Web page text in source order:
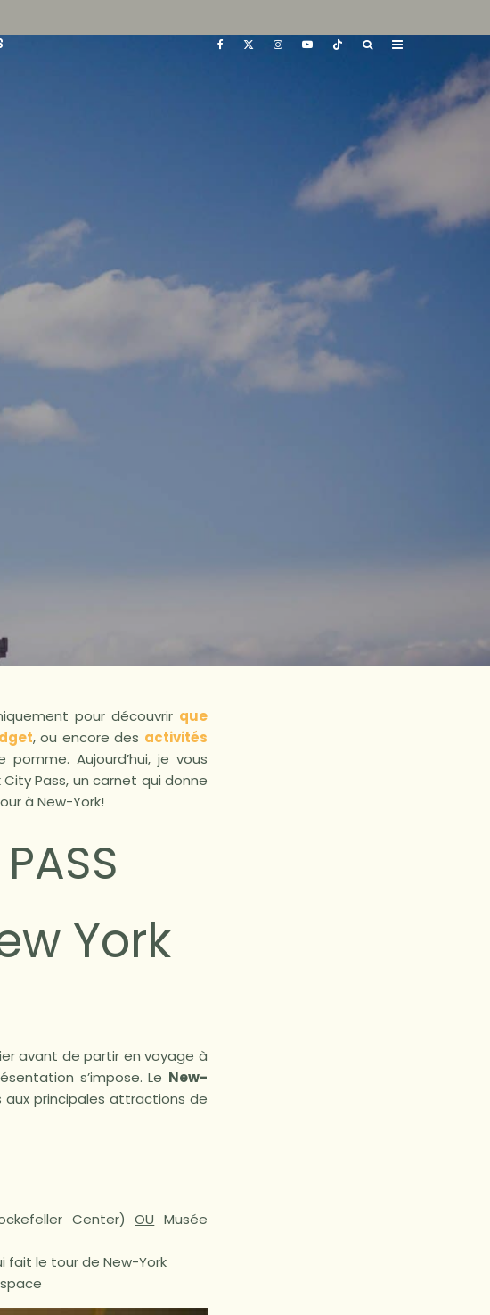
pour découvrir que
, ou encore des activités
pomme. Aujourd’hui, je vous
Pass, un carnet qui donne
à New-York!
York
avant de partir en voyage à
s’impose. Le New-
principales attractions de
Center)OU Musée
fait le tour de New-York